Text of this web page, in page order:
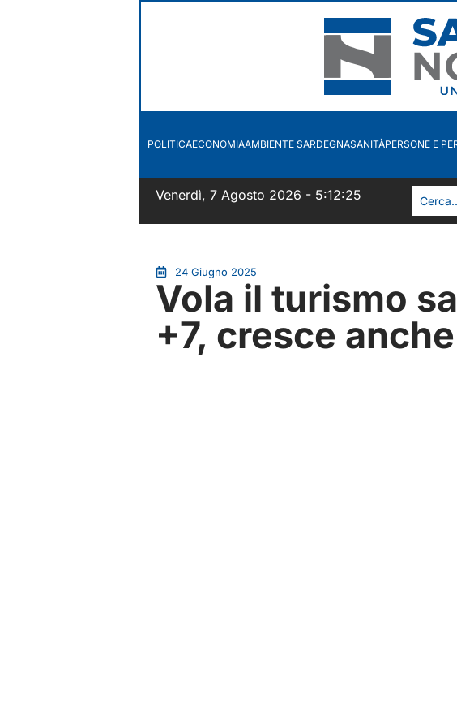
POLITICAECONOMIAAMBIENTE SARDEGNASANITÀPERSONE E
Venerdì, 7 Agosto 2026 - 5:12:25
24 Giugno 2025
Vola il turismo
+7, cresce